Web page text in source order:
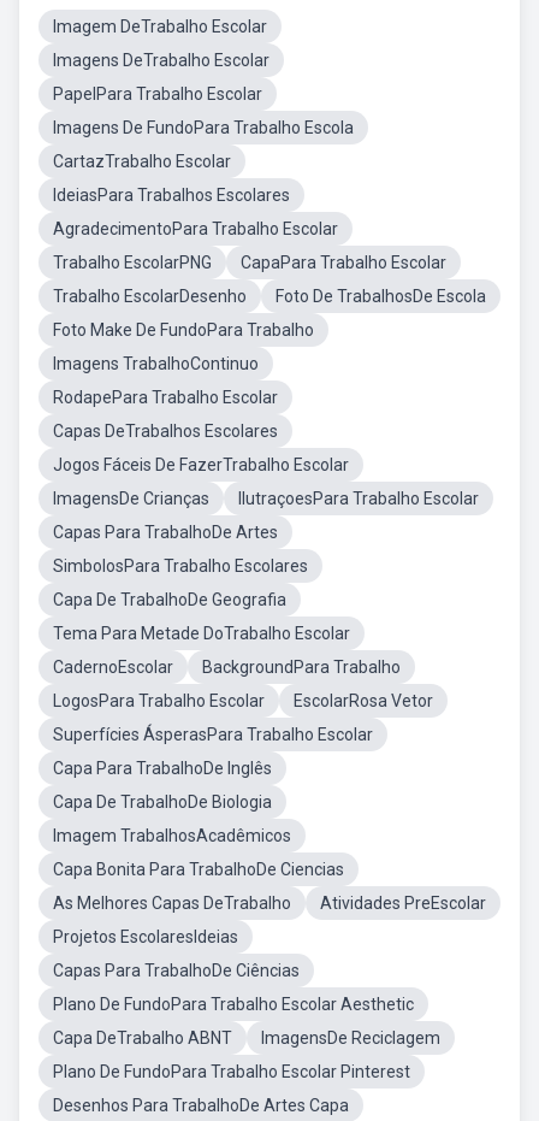
Imagem DeTrabalho Escolar
Imagens DeTrabalho Escolar
PapelPara Trabalho Escolar
Imagens De FundoPara Trabalho Escola
CartazTrabalho Escolar
IdeiasPara Trabalhos Escolares
AgradecimentoPara Trabalho Escolar
Trabalho EscolarPNG
CapaPara Trabalho Escolar
Trabalho EscolarDesenho
Foto De TrabalhosDe Escola
Foto Make De FundoPara Trabalho
Imagens TrabalhoContinuo
RodapePara Trabalho Escolar
Capas DeTrabalhos Escolares
Jogos Fáceis De FazerTrabalho Escolar
ImagensDe Crianças
IlutraçoesPara Trabalho Escolar
Capas Para TrabalhoDe Artes
SimbolosPara Trabalho Escolares
Capa De TrabalhoDe Geografia
Tema Para Metade DoTrabalho Escolar
CadernoEscolar
BackgroundPara Trabalho
LogosPara Trabalho Escolar
EscolarRosa Vetor
Superfícies ÁsperasPara Trabalho Escolar
Capa Para TrabalhoDe Inglês
Capa De TrabalhoDe Biologia
Imagem TrabalhosAcadêmicos
Capa Bonita Para TrabalhoDe Ciencias
As Melhores Capas DeTrabalho
Atividades PreEscolar
Projetos EscolaresIdeias
Capas Para TrabalhoDe Ciências
Plano De FundoPara Trabalho Escolar Aesthetic
Capa DeTrabalho ABNT
ImagensDe Reciclagem
Plano De FundoPara Trabalho Escolar Pinterest
Desenhos Para TrabalhoDe Artes Capa